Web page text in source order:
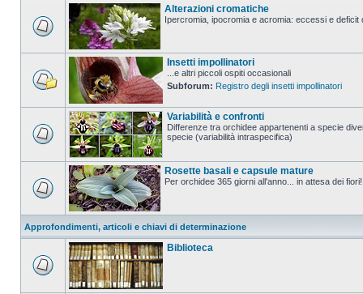
Alterazioni cromatiche
Ipercromia, ipocromia e acromia: eccessi e deficit
Insetti impollinatori
...e altri piccoli ospiti occasionali
Subforum: Registro degli insetti impollinatori
Variabilità e confronti
Differenze tra orchidee appartenenti a specie
specie (variabilità intraspecifica)
Rosette basali e capsule mature
Per orchidee 365 giorni all'anno... in attesa dei fiori!
Approfondimenti, articoli e chiavi di determinazione
Biblioteca